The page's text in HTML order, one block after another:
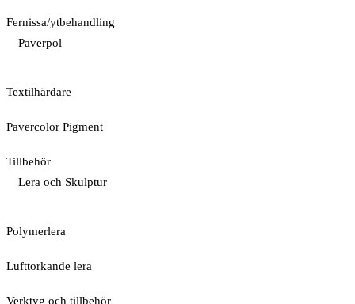
Fernissa/ytbehandling
Paverpol
Textilhärdare
Pavercolor Pigment
Tillbehör
Lera och Skulptur
Polymerlera
Lufttorkande lera
Verktyg och tillbehör